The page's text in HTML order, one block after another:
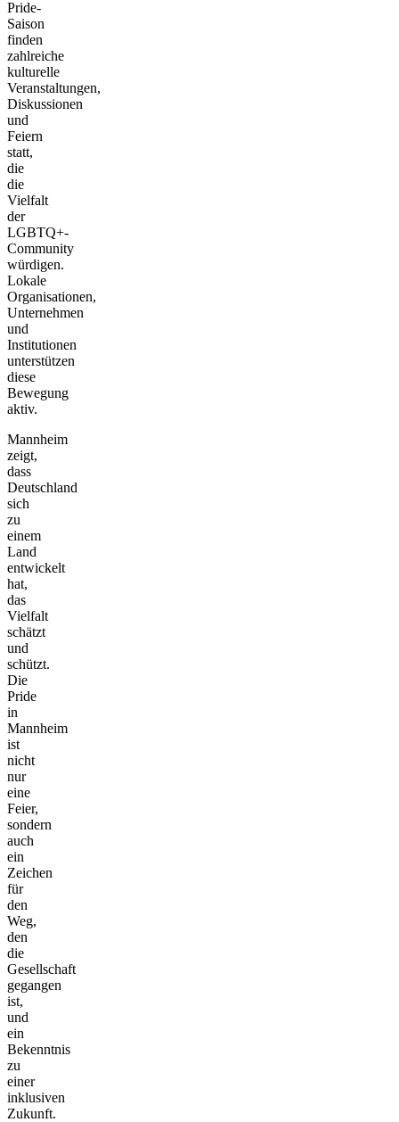
Pride-
Saison
finden
zahlreiche
kulturelle
Veranstaltungen,
Diskussionen
und
Feiern
statt,
die
die
Vielfalt
der
LGBTQ+-
Community
würdigen.
Lokale
Organisationen,
Unternehmen
und
Institutionen
unterstützen
diese
Bewegung
aktiv.
Mannheim
zeigt,
dass
Deutschland
sich
zu
einem
Land
entwickelt
hat,
das
Vielfalt
schätzt
und
schützt.
Die
Pride
in
Mannheim
ist
nicht
nur
eine
Feier,
sondern
auch
ein
Zeichen
für
den
Weg,
den
die
Gesellschaft
gegangen
ist,
und
ein
Bekenntnis
zu
einer
inklusiven
Zukunft.